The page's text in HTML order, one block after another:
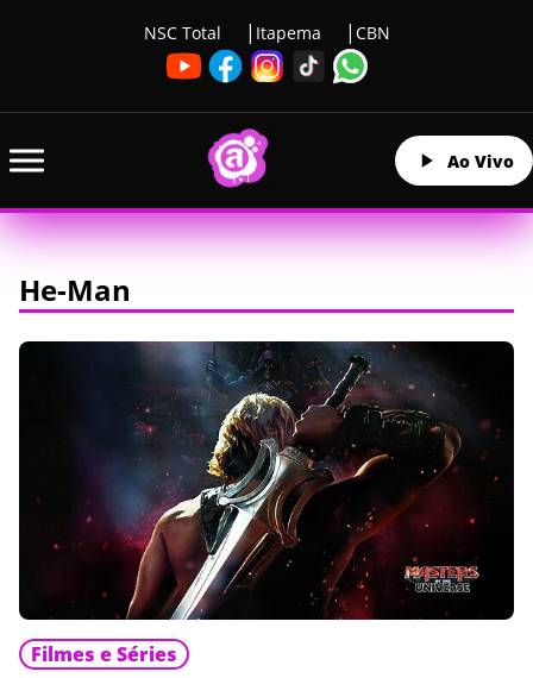
NSC Total Itapema CBN
Ao Vivo
He-Man
Filmes e Séries